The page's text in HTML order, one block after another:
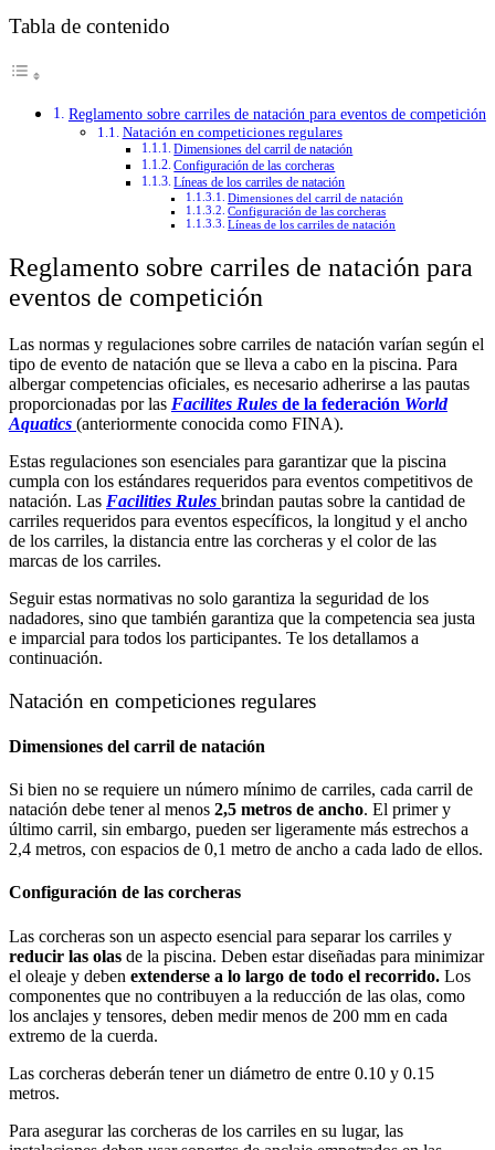
Tabla de contenido
Reglamento sobre carriles de natación para eventos de competición
Natación en competiciones regulares
Dimensiones del carril de natación
Configuración de las corcheras
Líneas de los carriles de natación
Dimensiones del carril de natación
Configuración de las corcheras
Líneas de los carriles de natación
Reglamento sobre carriles de natación para
eventos de competición
Las normas y regulaciones sobre carriles de natación varían según el
tipo de evento de natación que se lleva a cabo en la piscina. Para
albergar competencias oficiales, es necesario adherirse a las pautas
proporcionadas por las Facilites Rules de la federación World
Aquatics (anteriormente conocida como FINA).
Estas regulaciones son esenciales para garantizar que la piscina
cumpla con los estándares requeridos para eventos competitivos de
natación. Las Facilities Rules brindan pautas sobre la cantidad de
carriles requeridos para eventos específicos, la longitud y el ancho
de los carriles, la distancia entre las corcheras y el color de las
marcas de los carriles.
Seguir estas normativas no solo garantiza la seguridad de los
nadadores, sino que también garantiza que la competencia sea justa
e imparcial para todos los participantes. Te los detallamos a
continuación.
Natación en competiciones regulares
Dimensiones del carril de natación
Si bien no se requiere un número mínimo de carriles, cada carril de
natación debe tener al menos 2,5 metros de ancho. El primer y
último carril, sin embargo, pueden ser ligeramente más estrechos a
2,4 metros, con espacios de 0,1 metro de ancho a cada lado de ellos.
Configuración de las corcheras
Las corcheras son un aspecto esencial para separar los carriles y
reducir las olas de la piscina. Deben estar diseñadas para minimizar
el oleaje y deben extenderse a lo largo de todo el recorrido. Los
componentes que no contribuyen a la reducción de las olas, como
los anclajes y tensores, deben medir menos de 200 mm en cada
extremo de la cuerda.
Las corcheras deberán tener un diámetro de entre 0.10 y 0.15
metros.
Para asegurar las corcheras de los carriles en su lugar, las